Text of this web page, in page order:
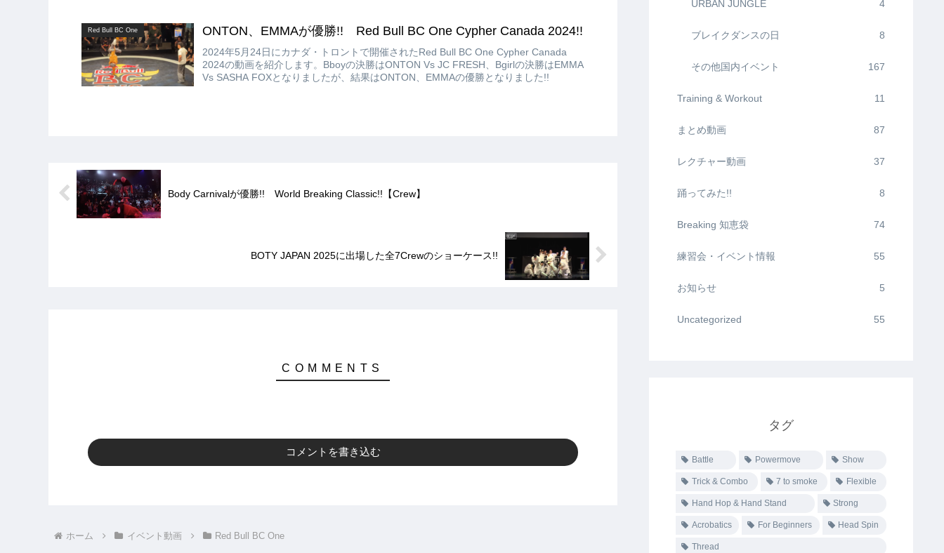
Red Bull BC One ONTON、EMMAが優勝!! Red Bull BC One Cypher Canada 2024!!
2024年5月24日にカナダ・トロントで開催されたRed Bull BC One Cypher Canada
2024の動画を紹介します。Bboyの決勝はONTON Vs JC FRESH、Bgirlの決勝はEMMA
Vs SASHA FOXとなりましたが、結果はONTON、EMMAの優勝となりました!!
Body Carnivalが優勝!! World Breaking Classic!!【Crew】
BOTY JAPAN 2025に出場した全7Crewのショーケース!!
コメントを書き込む
ホーム イベント動画 Red Bull BC One
URBAN JUNGLE 4
ブレイクダンスの日 8
その他国内イベント 167
Training & Workout 11
まとめ動画 87
レクチャー動画 37
踊ってみた!! 8
Breaking 知恵袋 74
練習会・イベント情報 55
お知らせ 5
Uncategorized 55
タグ
Battle Powermove Show
Trick & Combo 7 to smoke Flexible
Hand Hop & Hand Stand Strong
Acrobatics For Beginners Head Spin
Thread